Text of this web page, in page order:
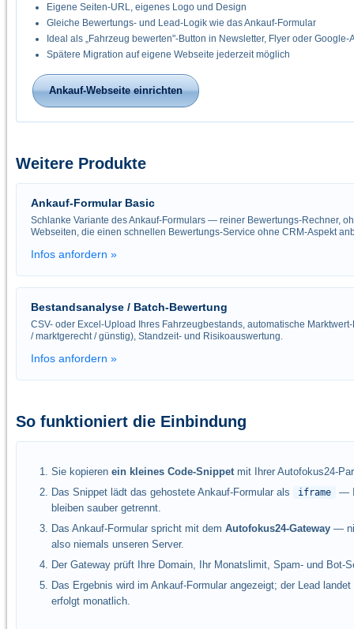
Eigene Seiten-URL, eigenes Logo und Design
Gleiche Bewertungs- und Lead-Logik wie das Ankauf-Formular
Ideal als „Fahrzeug bewerten"-Button in Newsletter, Flyer oder Google-
Spätere Migration auf eigene Webseite jederzeit möglich
Ankauf-Webseite einrichten
Weitere Produkte
Ankauf-Formular Basic
Schlanke Variante des Ankauf-Formulars — reiner Bewertungs-Rechner,
Webseiten, die einen schnellen Bewertungs-Service ohne CRM-Aspekt
Infos anfordern »
Bestandsanalyse / Batch-Bewertung
CSV- oder Excel-Upload Ihres Fahrzeugbestands, automatische
/ marktgerecht / günstig), Standzeit- und Risikoauswertung.
Infos anfordern »
So funktioniert die Einbindung
Sie kopieren ein kleines Code-Snippetmit Ihrer Autofokus24-
Das Snippet lädt das gehostete Ankauf-Formular als
iframe
—
bleiben sauber getrennt.
Das Ankauf-Formular spricht mit dem Autofokus24-Gateway —
also niemals unseren Server.
Der Gateway prüft Ihre Domain, Ihr Monatslimit, Spam- und Bot-
Das Ergebnis wird im Ankauf-Formular angezeigt; der Lead
erfolgt monatlich.